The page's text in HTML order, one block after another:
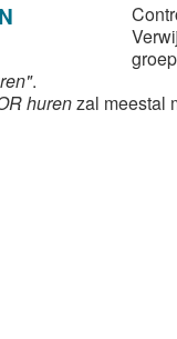
.
hurenzal meestal